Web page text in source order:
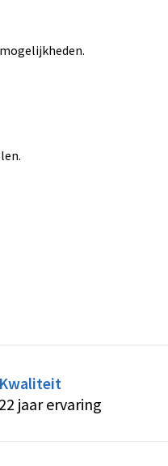
Kwaliteit
22 jaar ervaring